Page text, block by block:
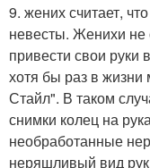
9. жених считает,
невесты. Женихи
привести свои руки
хотя бы раз в
Стайл". В таком
снимки колец на
необработанные
неряшливый вид